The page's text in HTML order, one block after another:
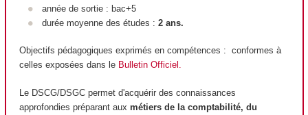
année de sortie : bac+5
durée moyenne des études : 2 ans.
Objectifs pédagogiques exprimés en compétences : conformes à
celles exposées dans le Bulletin Officiel .
Le DSCG/DSGC permet d'acquérir des connaissances
approfondies préparant aux métiers de la comptabilité, du